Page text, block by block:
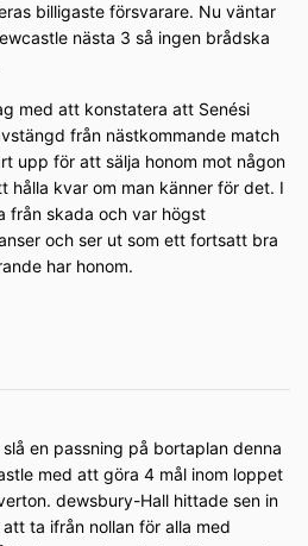
billigaste försvarare. Nu väntar
nästa 3 så ingen brådska
med att konstatera att Senési
från nästkommande match
upp för att sälja honom mot någon
hålla kvar om man känner för det. I
från skada och var högst
och ser ut som ett fortsatt bra
har honom.
en passning på bortaplan denna
med att göra 4 mål inom loppet
dewsbury-Hall hittade sen in
ta ifrån nollan för alla med